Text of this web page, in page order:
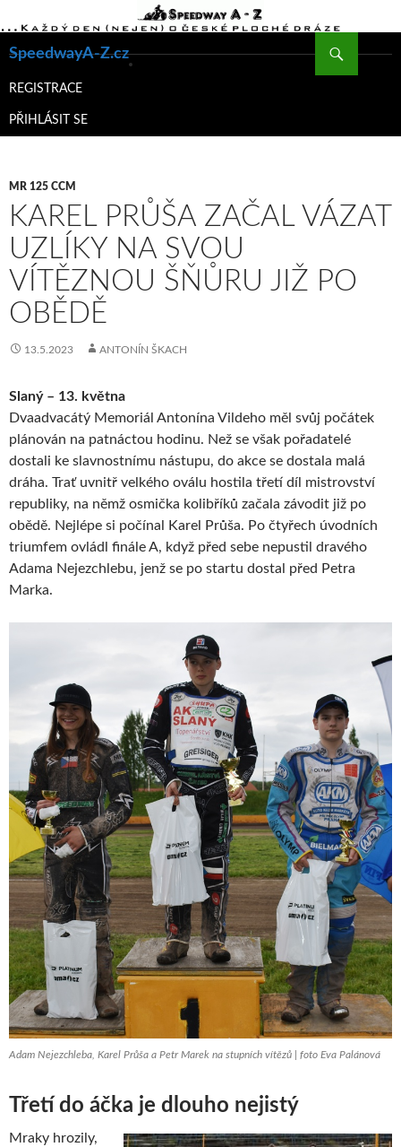
SpeedwayA-Z.cz
K
WEBU
REGISTRACE
PŘIHLÁSIT SE
MR 125 CCM
KAREL PRŮŠA ZAČAL VÁZAT
UZLÍKY NA SVOU
VÍTĚZNOU ŠŇŮRU JIŽ PO
OBĚDĚ
13.5.2023 ANTONÍN ŠKACH
Slaný – 13. května
Dvaadvacátý Memoriál Antonína Vildeho měl svůj počátek
plánován na patnáctou hodinu. Než se však pořadatelé
dostali ke slavnostnímu nástupu, do akce se dostala malá
dráha. Trať uvnitř velkého oválu hostila třetí díl mistrovství
republiky, na němž osmička kolibříků začala závodit již po
obědě. Nejlépe si počínal Karel Průša. Po čtyřech úvodních
triumfem ovládl finále A, když před sebe nepustil dravého
Adama Nejezchlebu, jenž se po startu dostal před Petra
Marka.
Adam Nejezchleba, Karel Průša a Petr Marek na stupních vítězů | foto Eva Palánová
Třetí do áčka je dlouho nejistý
Mraky hrozily,